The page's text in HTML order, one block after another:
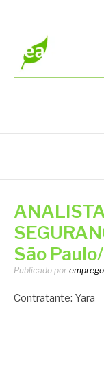
conteúdo
São
Publicado por
Contratante: Yara